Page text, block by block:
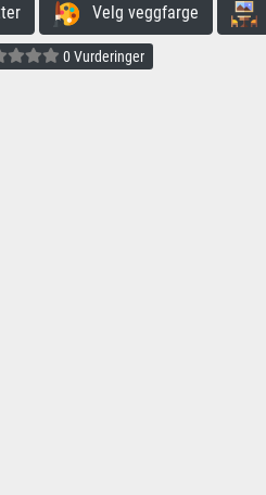
Velg veggfarge
0 Vurderinger